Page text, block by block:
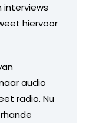
interviews
hiervoor
audio
radio. Nu